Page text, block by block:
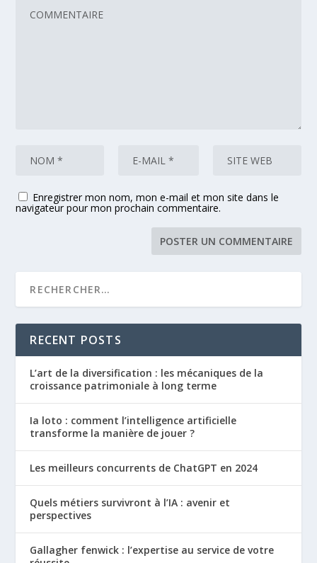
Enregistrer mon nom, mon e-mail et mon site dans le
navigateur pour mon prochain commentaire.
RECENT POSTS
L’art de la diversification : les mécaniques de la
croissance patrimoniale à long terme
Ia loto : comment l’intelligence artificielle
transforme la manière de jouer ?
Les meilleurs concurrents de ChatGPT en 2024
Quels métiers survivront à l’IA : avenir et
perspectives
Gallagher fenwick : l’expertise au service de votre